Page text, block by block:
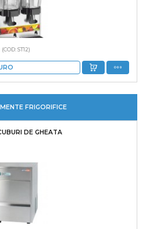
(COD: ST12)
FRIGORIFICE
DE GHEATA